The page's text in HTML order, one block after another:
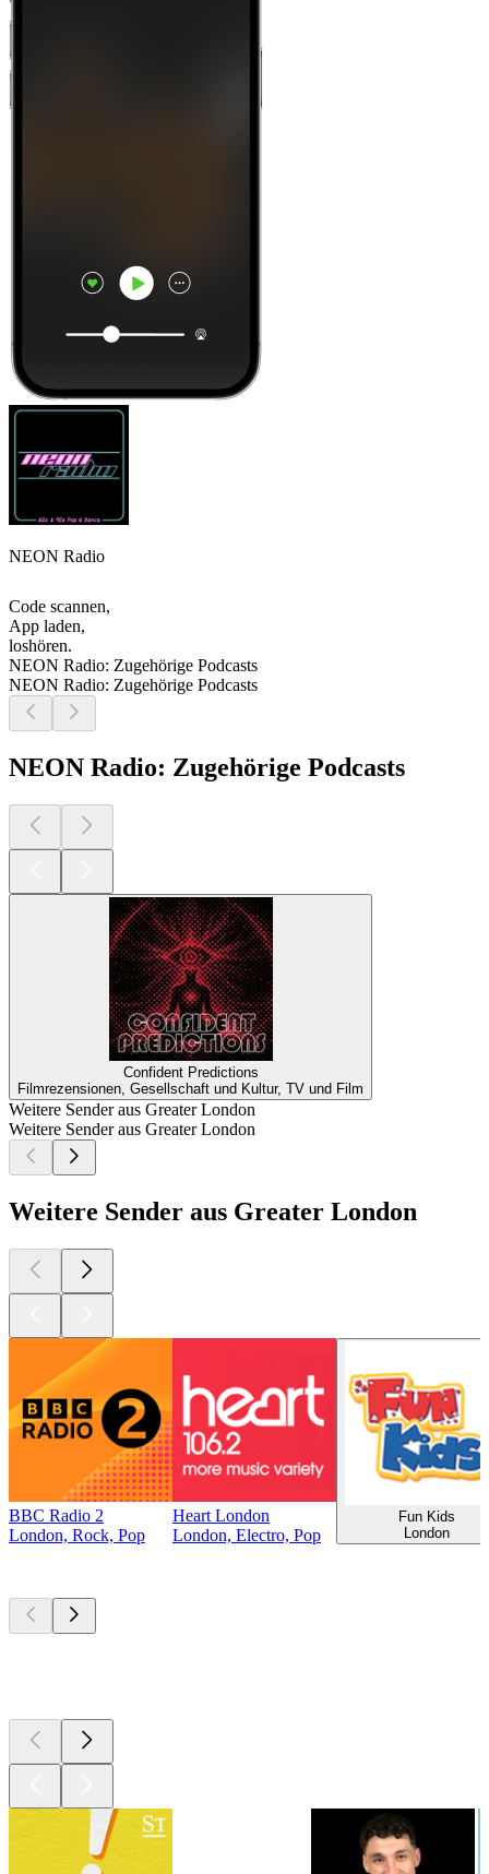
NEON Radio
Code scannen,
App laden,
loshören.
NEON Radio: Zugehörige Podcasts
NEON Radio: Zugehörige Podcasts
NEON Radio: Zugehörige Podcasts
Confident Predictions
Filmrezensionen, Gesellschaft und Kultur, TV und Film
Weitere Sender aus Greater London
Weitere Sender aus Greater London
Weitere Sender aus Greater London
BBC Radio 2
London, Rock, Pop
Heart London
London, Electro, Pop
Fun Kids
London